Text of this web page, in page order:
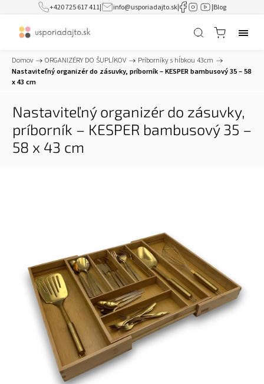
+420 725 617 411| info@usporiadajto.sk| |Blog
Domov / ORGANIZÉRY DO ŠUPLÍKOV / Príborníky s hĺbkou 43cm /
Nastaviteľný organizér do zásuvky, príborník – KESPER bambusový 35 – 58
x 43 cm
Nastaviteľný organizér do zásuvky,
príborník – KESPER bambusový 35 –
58 x 43 cm